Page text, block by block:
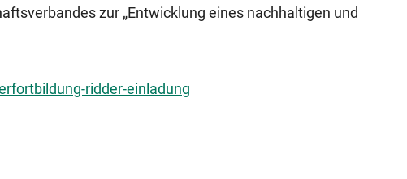
zur „Entwicklung eines nachhaltigen und
ridder-einladung